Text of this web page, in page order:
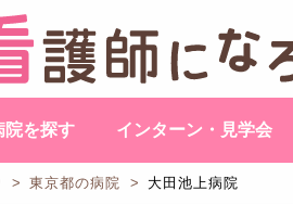
院を探す インターン・見学会
東京都の病院 大田池上病院